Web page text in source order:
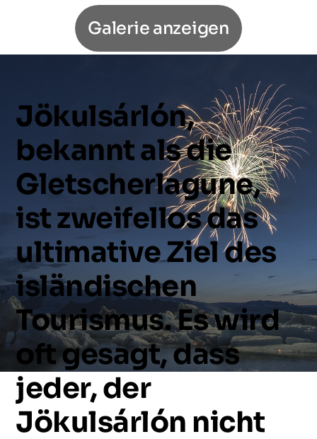
Galerie anzeigen
Jökulsárlón,
bekanntalsdie
Gletscherlagune,
istzweifellosdas
ultimativeZieldes
isländischen
Tourismus.Eswird
oftgesagt,dass
jeder,der
Jökulsárlón nicht